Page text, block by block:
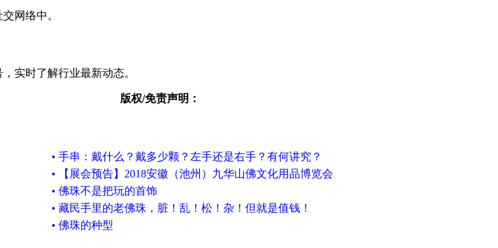
网络中。
实时了解行业最新动态。
版权/免责声明：
• 手串：戴什么？戴多少颗？左手还是右手？有何讲究？
• 【展会预告】2018安徽（池州）九华山佛文化用品博览会
• 佛珠不是把玩的首饰
• 藏民手里的老佛珠，脏！乱！松！杂！但就是值钱！
• 佛珠的种型